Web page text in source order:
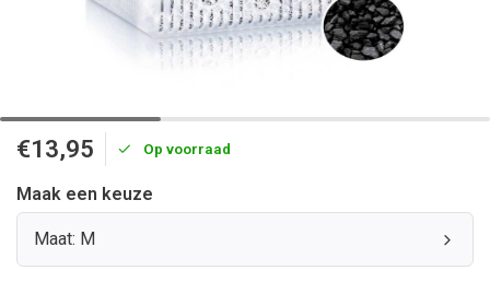
€13,95 Op voorraad
Maak een keuze
Maat: M